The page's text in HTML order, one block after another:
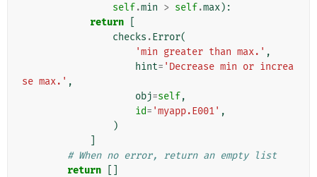
self.min > self.max):
return
checks .Error(
'min greater than max.' ,
hint= 'Decrease min or increa
se max.' ,
obj=self,
id= 'myapp.E001' ,
)
# When no error, return an empty list
return